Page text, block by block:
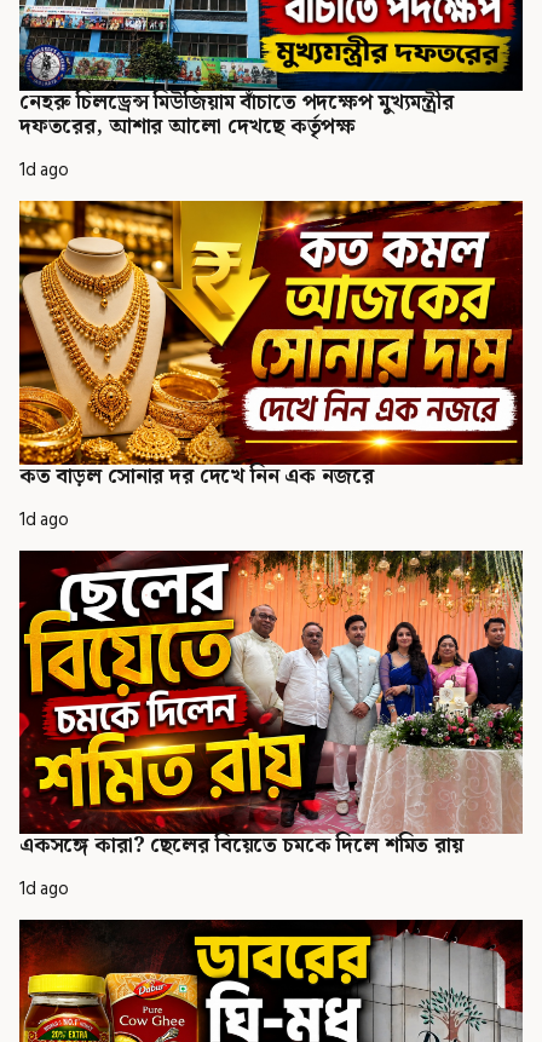
নেহরু চিলড্রেন্স মিউজিয়াম বাঁচাতে পদক্ষেপ মুখ্যমন্ত্রীর
দফতরের, আশার আলো দেখছে কর্তৃপক্ষ
1d ago
কত বাড়ল সোনার দর দেখে নিন এক নজরে
1d ago
একসঙ্গে কারা? ছেলের বিয়েতে চমকে দিলে শমিত রায়
1d ago